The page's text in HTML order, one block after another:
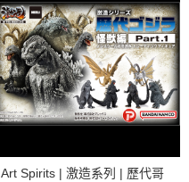
Art Spirits | 激造系列 | 歷代哥